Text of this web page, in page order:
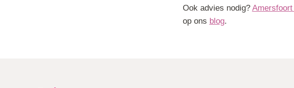
Ook advies nodig?
op ons blog.